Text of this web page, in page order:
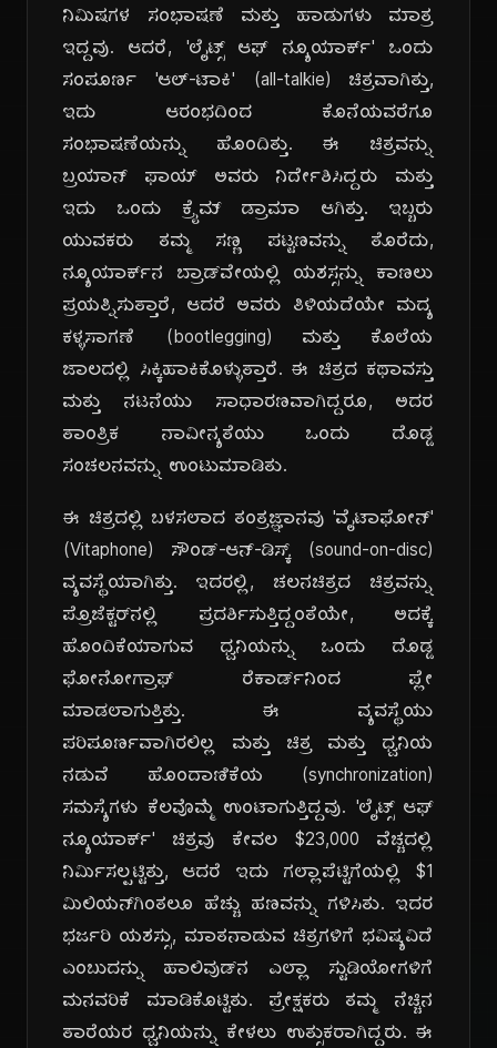
ನಿಮಿಷಗಳ ಸಂಭಾಷಣೆ ಮತ್ತು ಹಾಡುಗಳು ಮಾತ್ರ
ಇದ್ದವು. ಆದರೆ, 'ಲೈಟ್ಸ್ ಆಫ್ ನ್ಯೂಯಾರ್ಕ್' ಒಂದು
ಸಂಪೂರ್ಣ 'ಆಲ್-ಟಾಕಿ' (all-talkie) ಚಿತ್ರವಾಗಿತ್ತು,
ಇದು ಆರಂಭದಿಂದ ಕೊನೆಯವರೆಗೂ
ಸಂಭಾಷಣೆಯನ್ನು ಹೊಂದಿತ್ತು. ಈ ಚಿತ್ರವನ್ನು
ಬ್ರಯಾನ್ ಫಾಯ್ ಅವರು ನಿರ್ದೇಶಿಸಿದ್ದರು ಮತ್ತು
ಇದು ಒಂದು ಕ್ರೈಮ್ ಡ್ರಾಮಾ ಆಗಿತ್ತು. ಇಬ್ಬರು
ಯುವಕರು ತಮ್ಮ ಸಣ್ಣ ಪಟ್ಟಣವನ್ನು ತೊರೆದು,
ನ್ಯೂಯಾರ್ಕ್‌ನ ಬ್ರಾಡ್‌ವೇಯಲ್ಲಿ ಯಶಸ್ಸನ್ನು ಕಾಣಲು
ಪ್ರಯತ್ನಿಸುತ್ತಾರೆ, ಆದರೆ ಅವರು ತಿಳಿಯದೆಯೇ ಮದ್ಯ
ಕಳ್ಳಸಾಗಣೆ (bootlegging) ಮತ್ತು ಕೊಲೆಯ
ಜಾಲದಲ್ಲಿ ಸಿಕ್ಕಿಹಾಕಿಕೊಳ್ಳುತ್ತಾರೆ. ಈ ಚಿತ್ರದ ಕಥಾವಸ್ತು
ಮತ್ತು ನಟನೆಯು ಸಾಧಾರಣವಾಗಿದ್ದರೂ, ಅದರ
ತಾಂತ್ರಿಕ ನಾವೀನ್ಯತೆಯು ಒಂದು ದೊಡ್ಡ
ಸಂಚಲನವನ್ನು ಉಂಟುಮಾಡಿತು.
ಈ ಚಿತ್ರದಲ್ಲಿ ಬಳಸಲಾದ ತಂತ್ರಜ್ಞಾನವು 'ವೈಟಾಫೋನ್'
(Vitaphone) ಸೌಂಡ್-ಆನ್-ಡಿಸ್ಕ್ (sound-on-disc)
ವ್ಯವಸ್ಥೆಯಾಗಿತ್ತು. ಇದರಲ್ಲಿ, ಚಲನಚಿತ್ರದ ಚಿತ್ರವನ್ನು
ಪ್ರೊಜೆಕ್ಟರ್‌ನಲ್ಲಿ ಪ್ರದರ್ಶಿಸುತ್ತಿದ್ದಂತೆಯೇ, ಅದಕ್ಕೆ
ಹೊಂದಿಕೆಯಾಗುವ ಧ್ವನಿಯನ್ನು ಒಂದು ದೊಡ್ಡ
ಫೋನೋಗ್ರಾಫ್ ರೆಕಾರ್ಡ್‌ನಿಂದ ಪ್ಲೇ
ಮಾಡಲಾಗುತ್ತಿತ್ತು. ಈ ವ್ಯವಸ್ಥೆಯು
ಪರಿಪೂರ್ಣವಾಗಿರಲಿಲ್ಲ ಮತ್ತು ಚಿತ್ರ ಮತ್ತು ಧ್ವನಿಯ
ನಡುವೆ ಹೊಂದಾಣಿಕೆಯ (synchronization)
ಸಮಸ್ಯೆಗಳು ಕೆಲವೊಮ್ಮೆ ಉಂಟಾಗುತ್ತಿದ್ದವು. 'ಲೈಟ್ಸ್ ಆಫ್
ನ್ಯೂಯಾರ್ಕ್' ಚಿತ್ರವು ಕೇವಲ $23,000 ವೆಚ್ಚದಲ್ಲಿ
ನಿರ್ಮಿಸಲ್ಪಟ್ಟಿತ್ತು, ಆದರೆ ಇದು ಗಲ್ಲಾಪೆಟ್ಟಿಗೆಯಲ್ಲಿ $1
ಮಿಲಿಯನ್‌ಗಿಂತಲೂ ಹೆಚ್ಚು ಹಣವನ್ನು ಗಳಿಸಿತು. ಇದರ
ಭರ್ಜರಿ ಯಶಸ್ಸು, ಮಾತನಾಡುವ ಚಿತ್ರಗಳಿಗೆ ಭವಿಷ್ಯವಿದೆ
ಎಂಬುದನ್ನು ಹಾಲಿವುಡ್‌ನ ಎಲ್ಲಾ ಸ್ಟುಡಿಯೋಗಳಿಗೆ
ಮನವರಿಕೆ ಮಾಡಿಕೊಟ್ಟಿತು. ಪ್ರೇಕ್ಷಕರು ತಮ್ಮ ನೆಚ್ಚಿನ
ತಾರೆಯರ ಧ್ವನಿಯನ್ನು ಕೇಳಲು ಉತ್ಸುಕರಾಗಿದ್ದರು. ಈ